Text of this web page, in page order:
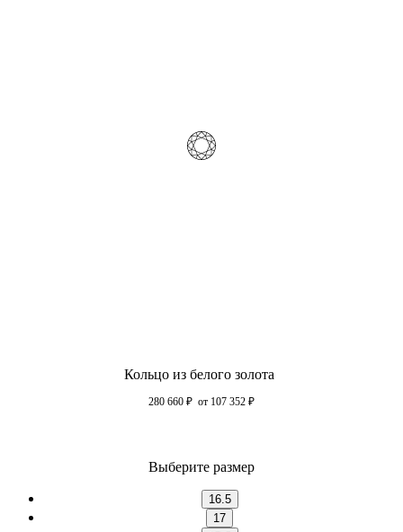
Кольцо из белого золота
280 660 ₽ от 107 352 ₽
Выберите размер
16.5
17